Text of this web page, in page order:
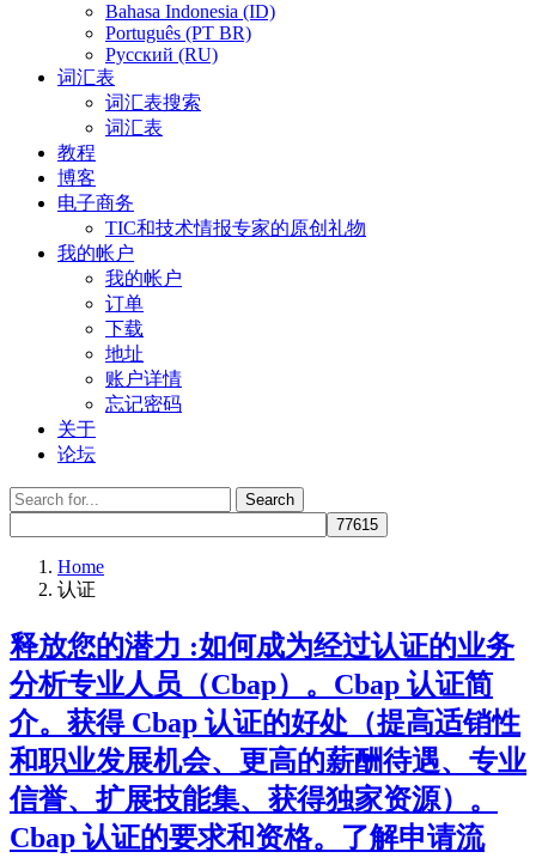
Bahasa Indonesia (ID)
Português (PT BR)
Pусский (RU)
词汇表
词汇表搜索
词汇表
教程
博客
电子商务
TIC和技术情报专家的原创礼物
我的帐户
我的帐户
订单
下载
地址
账户详情
忘记密码
关于
论坛
Search
Search
for:
Home
认证
释放您的潜力 :如何成为经过认证的业务
分析专业人员（Cbap）。Cbap 认证简
介。获得 Cbap 认证的好处（提高适销性
和职业发展机会、更高的薪酬待遇、专业
信誉、扩展技能集、获得独家资源）。
Cbap 认证的要求和资格。了解申请流